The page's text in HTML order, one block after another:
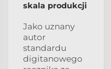
skala produkcji
Jako uznany
autor
standardu
digitanowego